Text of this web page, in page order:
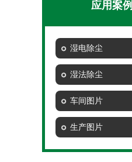
应用案例
湿电除尘
湿法除尘
车间图片
生产图片